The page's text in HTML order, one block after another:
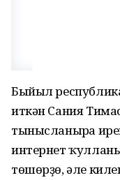
Быйыл
иткән Сания
тынысланырға
интернет
төшөрҙө, әле